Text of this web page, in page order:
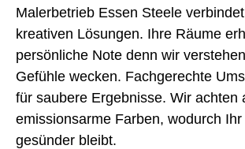
Malerbetrieb Essen Steele
kreativen Lösungen. Ihre Räume
persönliche Note denn wir
Gefühle wecken. Fachgerechte
für saubere Ergebnisse. Wir achten
emissionsarme Farben, wodurch
gesünder bleibt.